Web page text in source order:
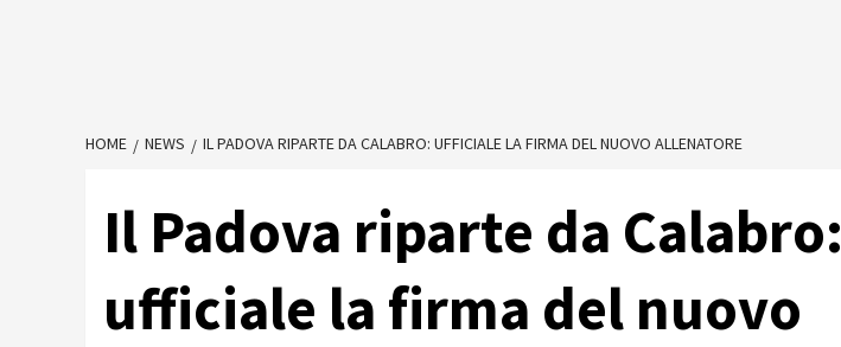
HOME NEWS IL PADOVA RIPARTE DA CALABRO: UFFICIALE LA FIRMA DEL NUOVO ALLENATORE
Il Padova riparte da Calabro:
ufficiale la firma del nuovo